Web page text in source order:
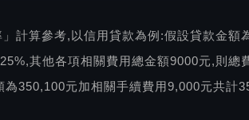
計算參考,以信用貸款為例:假設貸款金額
其他各項相關費用總金額9000元,則總
350,100元加相關手續費用9,000元共計